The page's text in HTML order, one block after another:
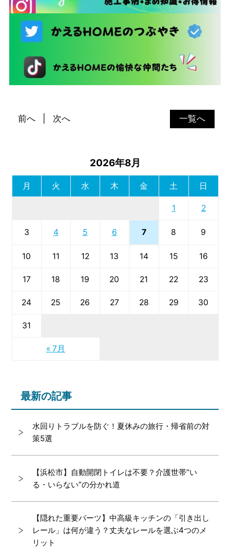
一覧へ
前へ 次へ
2026年8月
月 火 水 木 金 土 日
« 7月
1 2
3 4 5 6 7 8 9
10 11 12 13 14 15 16
17 18 19 20 21 22 23
24 25 26 27 28 29 30
31
最新の記事
水回りトラブルを防ぐ！夏休みの旅行・帰省前の対
策5選
【浜松市】自動開閉トイレは不要？介護世帯”い
る・いらない”の分かれ道
【隠れた重要パーツ】中高級キッチンの「引き出し
レール」は何が違う？丈夫なレールを選ぶ4つのメ
リット